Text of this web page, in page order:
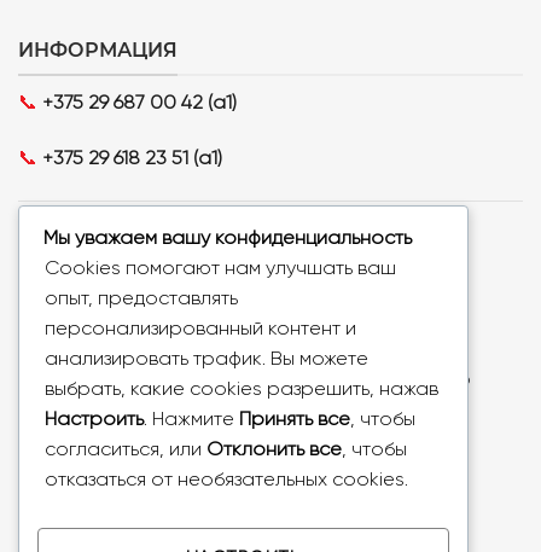
ИНФОРМАЦИЯ
📞 +375 29 687 00 42 (a1)
📞 +375 29 618 23 51 (a1)
Режим работы:
Понедельник - пятница с 09:00 до 18:00
Суббота, воскресенье - выходной
г. Минск, пр-т Пушкина, д. 28, офис. 28, 2 этаж по
предварительному заказу и согласованию с
Понедельник - пятница с 10:00 до 18:00
Мы уважаем вашу конфиденциальность
Cookies помогают нам улучшать ваш
опыт, предоставлять
персонализированный контент и
анализировать трафик. Вы можете
выбрать, какие cookies разрешить, нажав
Настроить. Нажмите Принять все, чтобы
согласиться, или Отклонить все, чтобы
отказаться от необязательных cookies.